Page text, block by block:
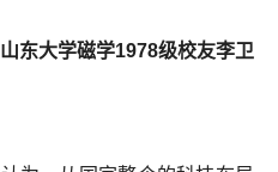
东大学磁学1978级校友李卫